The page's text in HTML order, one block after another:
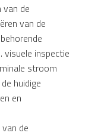
de
van de
visuele inspectie
stroom
huidige
en
de